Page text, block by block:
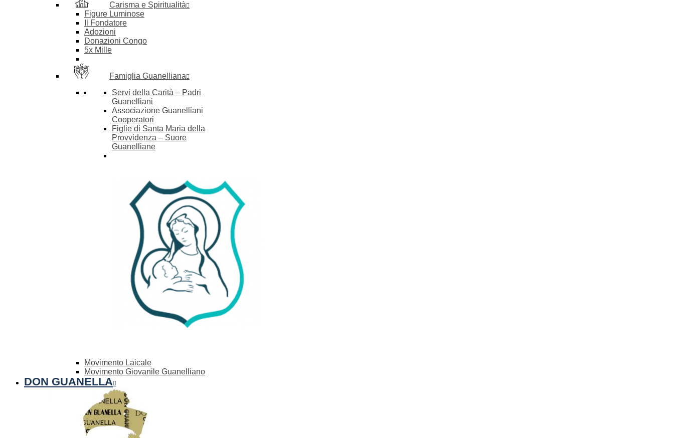
Carisma e Spiritualità
Figure Luminose
Il Fondatore
Adozioni
Donazioni Congo
5x Mille
Famiglia Guanelliana
Servi della Carità – Padri
Guanelliani
Associazione Guanelliani
Cooperatori
Figlie di Santa Maria della
Provvidenza – Suore
Guanelliane
Movimento Laicale
Movimento Giovanile Guanelliano
DON GUANELLA